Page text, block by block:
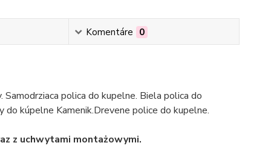
Komentáre 0
polica do kupelne. Biela polica do
kúpelne Kamenik.Drevene police do kupelne.
montażowymi.